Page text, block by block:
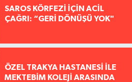
SAROS KÖRFEZİ İÇİN ACİL
ÇAĞRI: “GERİ DÖNÜŞÜ YOK"
ÖZEL TRAKYA HASTANESİ İLE
MEKTEBİM KOLEJİ ARASINDA